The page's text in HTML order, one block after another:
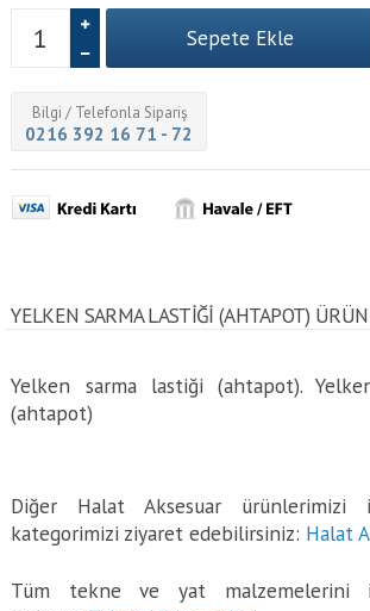
Bilgi / Telefonla Sipariş
0216 392 16 71 - 72
YELKEN SARMA LASTIĞI (AHTAPOT)
Yelken sarma lastiği (ahtapot).
(ahtapot)
Diğer Halat Aksesuar ürünlerimizi
kategorimizi ziyaret edebilirsiniz: Halat
Tüm tekne ve yat malzemelerini